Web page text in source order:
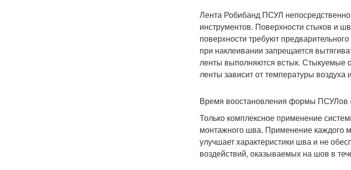
Лента Робибанд ПСУЛ
инструментов. Поверхности стыков и
поверхности требуют
при наклеивании запрещается
ленты выполняются встык. Стыкуемые
ленты зависит от температуры воздуха
Время воостановления формы ПСУЛов
Только комплексное применение
монтажного шва. Применение каждого
улучшает характеристики шва и не
воздействий, оказываемых на шов в